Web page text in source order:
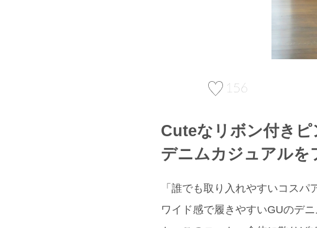
156
Cuteなリボン付き
デニムカジュアル
「誰でも取り入れやすいコス
ワイド感で履きやすいGUのデ